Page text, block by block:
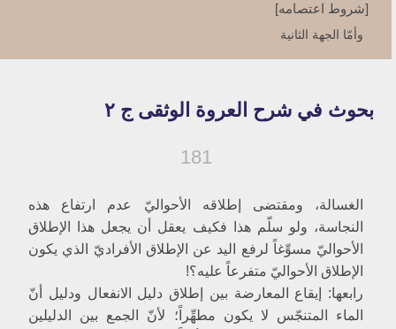
[شروط اعتصامه‏]
وأمّا الجهة الثانية
[شرائط التطهير بالمطر]
الجهة الثانية
الجهة السادسة
الجهة السابعة
[فروع وتطبيقات‏]
ماء الحمّام‏
[حكم ماء الحمّام بمقتضى القاعدة]
بحوث في شرح العروة الوثقى ج ۲
181
الغسالة، ومقتضى إطلاقه الأحواليّ عدم ارتفاع هذه
النجاسة، ولو سلّم هذا فكيف يعقل أن يجعل هذا الإطلاق
الأحواليّ مسوِّغاً لرفع اليد عن الإطلاق الأفراديّ الذي يكون
الإطلاق الأحواليّ متفرعاً عليه؟!
رابعها: إيقاع المعارضة بين إطلاق دليل الانفعال ودليل أنّ
الماء المتنجّس لا يكون مطهِّراً؛ لأنّ الجمع بين الدليلين